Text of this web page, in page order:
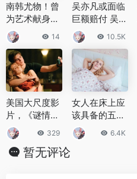
南韩尤物！曾
为艺术献身！
女星尹律写真
赏
14
吴亦凡或面临
巨额赔付 吴亦
凡具体要赔付
多少钱
10.5K
美国大尺度影
片，《谜情公
寓》：爱与谎
言交织，命运
转角处的迷离
329
女人在床上应
该具备的五个
性礼仪有哪
些？
6.4K
暂无评论